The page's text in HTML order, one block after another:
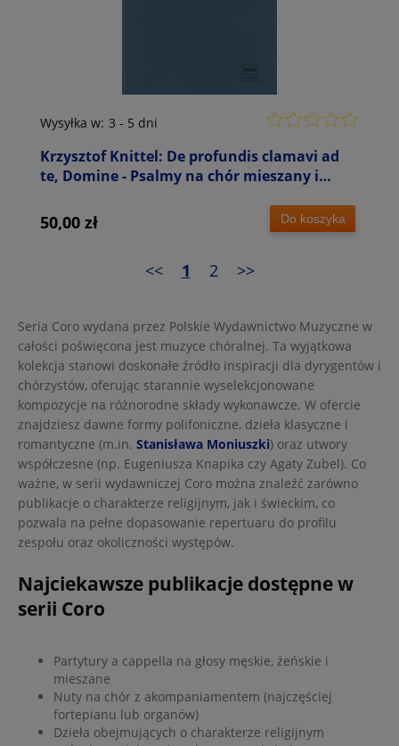
Krzysztof Knittel: De profundis clamavi ad
te, Domine - Psalmy na chór mieszany i
Wysyłka w: 3 - 5 dni
50,00 zł Do koszyka
<< 1 2 >>
Seria Coro wydana przez Polskie Wydawnictwo Muzyczne w
całości poświęcona jest muzyce chóralnej. Ta wyjątkowa
kolekcja stanowi doskonałe źródło inspiracji dla dyrygentów i
chórzystów, oferując starannie wyselekcjonowane
kompozycje na różnorodne składy wykonawcze. W ofercie
znajdziesz dawne formy polifoniczne, dzieła klasyczne i
romantyczne (m.in. Stanisława Moniuszki) oraz utwory
współczesne (np. Eugeniusza Knapika czy Agaty Zubel). Co
ważne, w serii wydawniczej Coro można znaleźć zarówno
publikacje o charakterze religijnym, jak i świeckim, co
pozwala na pełne dopasowanie repertuaru do profilu
zespołu oraz okoliczności występów.
Najciekawsze publikacje dostępne w
serii Coro
amatorskich i profesjonalnych zespołów:
Partytury a cappella na głosy męskie, żeńskie i
mieszane
Nuty na chór z akompaniamentem (najczęściej
fortepianu lub organów)
Dzieła obejmujących o charakterze religijnym